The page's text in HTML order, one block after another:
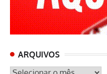
ARQUIVOS